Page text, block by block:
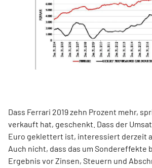
Dass Ferrari 2019 zehn Prozent mehr,
verkauft hat, geschenkt. Dass der
Euro geklettert ist, interessiert derzeit
Auch nicht, dass das um Sondereffekte
Ergebnis vor Zinsen, Steuern und